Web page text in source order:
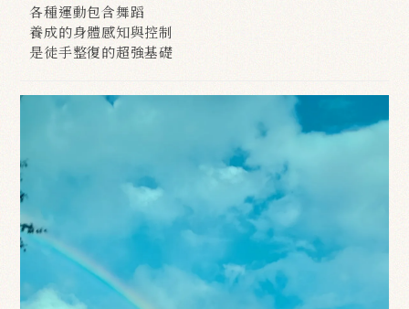
各種運動包含舞蹈
養成的身體感知與控制
是徒手整復的超強基礎